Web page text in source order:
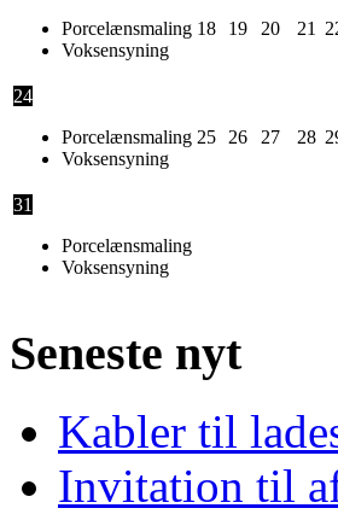
Porcelænsmaling
Voksensyning
18 19 20 21
24
Porcelænsmaling
Voksensyning
25 26 27 28
31
Porcelænsmaling
Voksensyning
Seneste nyt
Kabler til
Invitation til